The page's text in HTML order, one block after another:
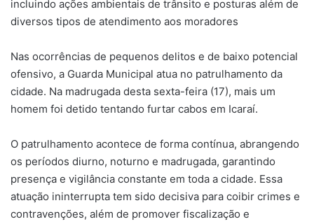
incluindo ações ambientais de trânsito e posturas além de
diversos tipos de atendimento aos moradores
Nas ocorrências de pequenos delitos e de baixo potencial
ofensivo, a Guarda Municipal atua no patrulhamento da
cidade. Na madrugada desta sexta-feira (17), mais um
homem foi detido tentando furtar cabos em Icaraí.
O patrulhamento acontece de forma contínua, abrangendo
os períodos diurno, noturno e madrugada, garantindo
presença e vigilância constante em toda a cidade. Essa
atuação ininterrupta tem sido decisiva para coibir crimes e
contravenções, além de promover fiscalização e